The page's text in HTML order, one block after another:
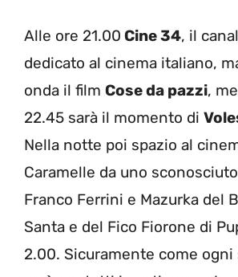
Alle ore 21.00 Cine 34, il
dedicato al cinema italiano,
onda il film Cose da pazzi,
22.45 sarà il momento di
Nella notte poi spazio al
Caramelle da uno
Franco Ferrini e Mazurka del
Santa e del Fico Fiorone di
2.00. Sicuramente come ogni